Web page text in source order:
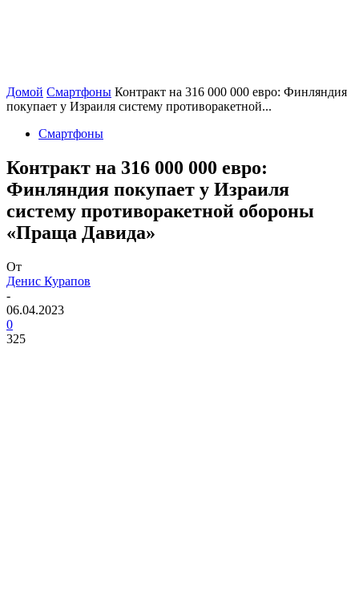
Домой Смартфоны Контракт на 316 000 000 евро: Финляндия
покупает у Израиля систему противоракетной...
Смартфоны
Контракт на 316 000 000 евро:
Финляндия покупает у Израиля
систему противоракетной обороны
«Праща Давида»
От
Денис Курапов
-
06.04.2023
0
325